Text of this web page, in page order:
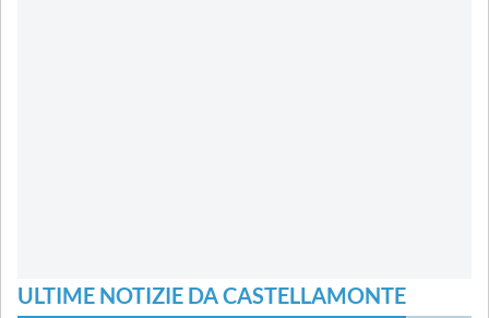
ULTIME NOTIZIE DA CASTELLAMONTE